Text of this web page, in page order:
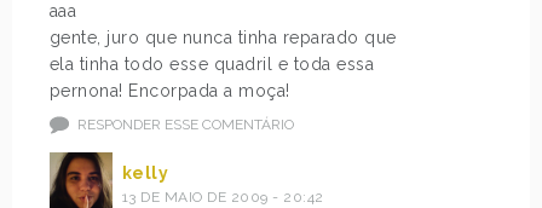
aaa
gente, juro que nunca tinha reparado que
ela tinha todo esse quadril e toda essa
pernona! Encorpada a moça!
RESPONDER ESSE COMENTÁRIO
kelly
13 DE MAIO DE 2009 - 20:42